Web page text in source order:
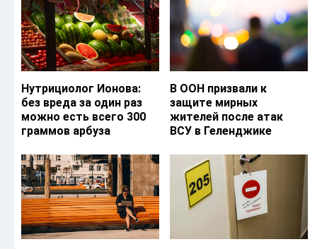
Нутрициолог Ионова:
без вреда за один раз
можно есть всего 300
граммов арбуза
В ООН призвали к
защите мирных
жителей после атак
ВСУ в Геленджике